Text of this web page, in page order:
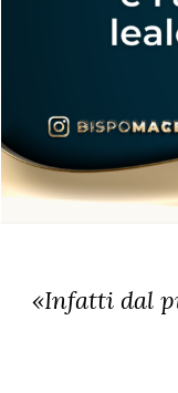
«Infatti dal